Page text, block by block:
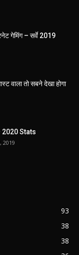
गेमिंग – सर्वे 2019
वाला तो सबने देखा होगा
Stats
2019
93
38
38